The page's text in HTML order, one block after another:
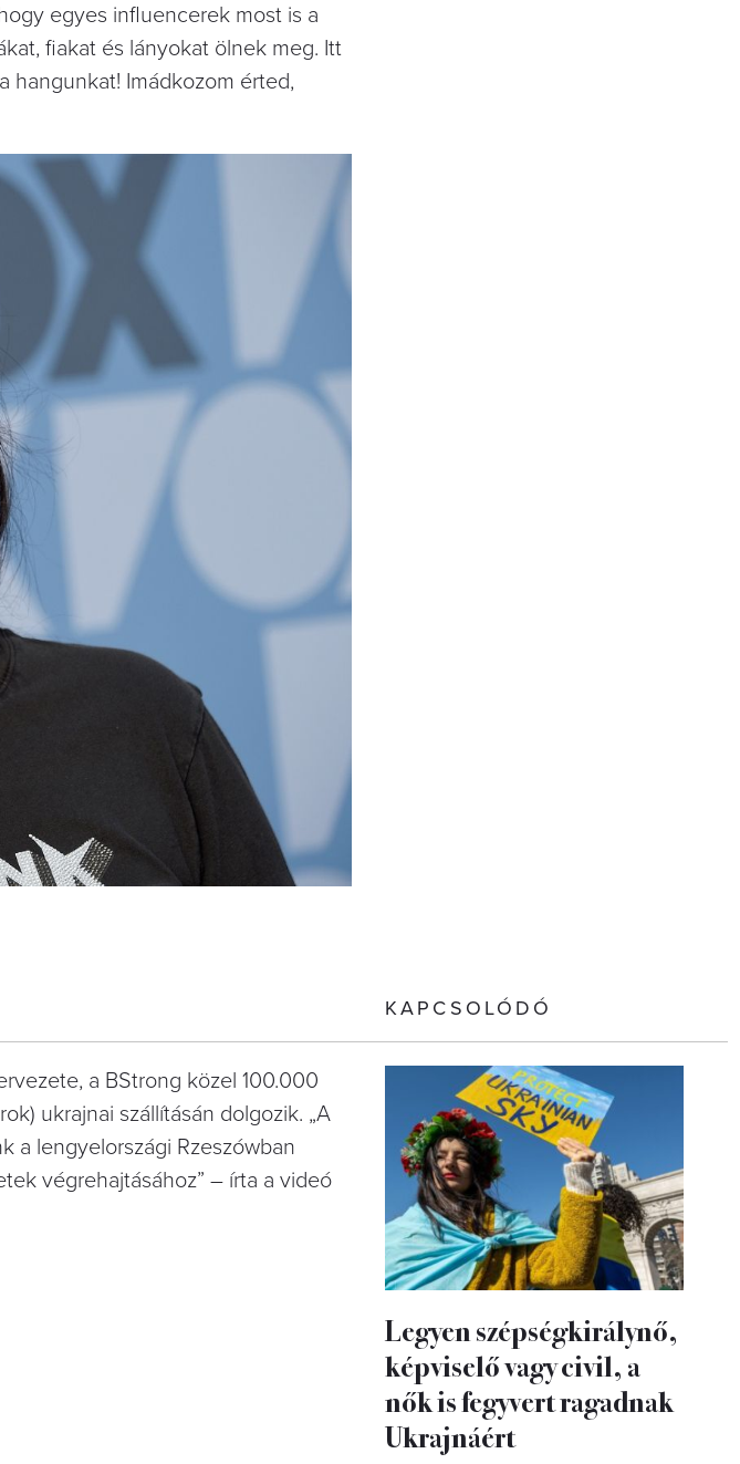
egyes influencerek most is a
fiakat és lányokat ölnek meg. Itt
hangunkat! Imádkozom érted,
KAPCSOLÓDÓ
Legyen szépségkirálynő,
képviselő vagy civil, a
nők is fegyvert ragadnak
Ukrajnáért
a BStrong közel 100.000
ukrajnai szállításán dolgozik. „A
a lengyelországi Rzeszówban
végrehajtásához” – írta a videó